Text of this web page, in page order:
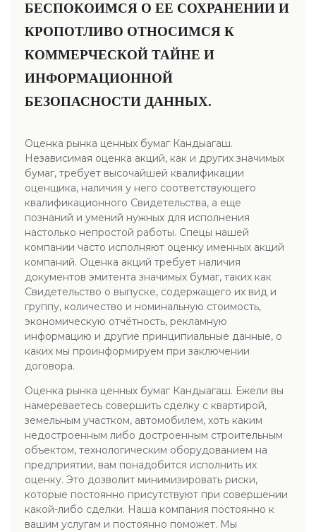
БЕСПОКОИМСЯ О ЕЕ СОХРАНЕНИИ И
КРОПОТЛИВО ОТНОСИМСЯ К
КОММЕРЧЕСКОЙ ТАЙНЕ И
ИНФОРМАЦИОННОЙ
БЕЗОПАСНОСТИ ДАННЫХ.
Оценка рынка ценных бумаг Кандыагаш.
Независимая оценка акций, как и других значимых
бумаг, требует высочайшей квалификации
оценщика, наличия у него соответствующего
квалификационного Свидетельства, а еще
познаний и умений нужных для исполнения
настолько непростой работы. Спецы нашей
компании часто исполняют оценку именных акций
компаний. Оценка акций требует наличия
документов эмитента значимых бумаг, таких как
Свидетельство о выпуске, содержащего их вид и
группу, количество и номинальную стоимость,
экономическую отчётность, рекламную
информацию и другие принципиальные данные, о
каких мы проинформируем при заключении
договора.
Оценка рынка ценных бумаг Кандыагаш. Ежели вы
намереваетесь совершить сделку с квартирой,
земельным участком, автомобилем, хоть каким
недостроенным либо достроенным строительным
объектом, технологическим оборудованием на
предприятии, вам понадобится исполнить их
оценку. Это дозволит минимизировать риски,
которые постоянно присутствуют при совершении
какой-либо сделки. Наша компания постоянно к
вашим услугам и постоянно поможет. Мы